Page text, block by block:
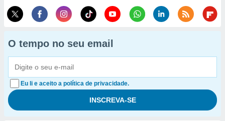
O tempo no seu email
Eu li e aceito a política de privacidade.